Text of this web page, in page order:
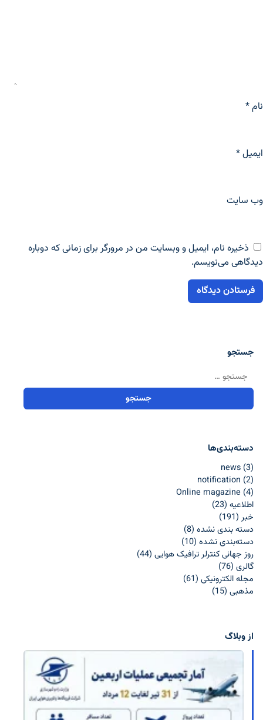
نام*
ایمیل*
وب‌ سایت
ذخیره نام، ایمیل و وبسایت من در مرورگر برای زمانی که دوباره
دیدگاهی می‌نویسم.
جستجو
جستجو برای:
دسته‌بندی‌ها
news (3)
notification (2)
Online magazine (4)
اطلاعيه (23)
خبر (191)
دسته بندی نشده (8)
دسته‌بندی نشده (10)
روز جهانی کنترلر ترافیک هوایی (44)
گالری (76)
مجله الکترونیکی (61)
مذهبی (15)
از وبلاگ